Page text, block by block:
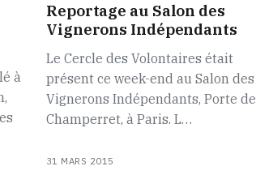
à
Reportage au Salon des
Vignerons Indépendants
Le Cercle des Volontaires était
présent ce week-end au Salon des
Vignerons Indépendants, Porte de
Champerret, à Paris. L…
31 MARS 2015